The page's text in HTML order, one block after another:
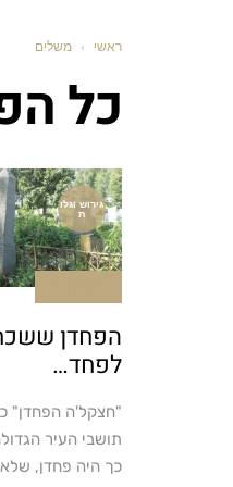
ראשי › משלים
כל
גירוש וגלו
ת
הפחדן
לפחד…
"חצקל'ה הפחדן"
תושבי העיר
כך היה פחדן,